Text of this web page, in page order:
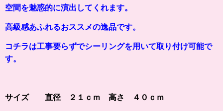
空間を魅惑的に演出してくれます。
高級感あふれるおススメの逸品です。
コチラは工事要らずでシーリングを用いて取り付け可能で
す。
サイズ 直径 ２１ｃｍ 高さ ４０ｃｍ